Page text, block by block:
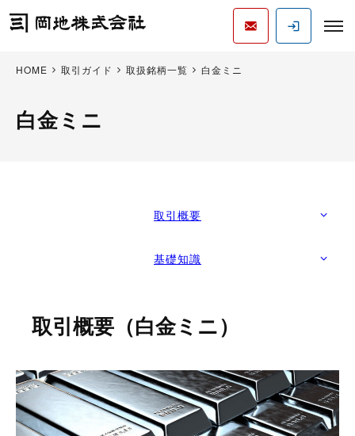
HOME 取引ガイド 取扱銘柄一覧 白金ミニ
白金ミニ
取引概要
基礎知識
取引概要（白金ミニ）